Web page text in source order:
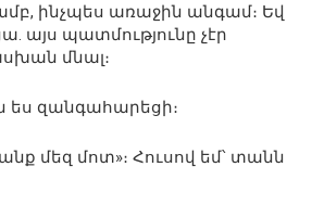
ինչպես առաջին անգամ։ Եվ
այս պատմությունը չէր
մնալ։
ես զանգահարեցի։
մեզ մոտ»։ Հուսով եմ՝ տանն